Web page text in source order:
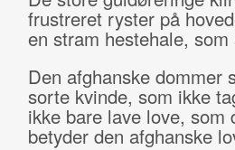
frustreret ryster på
en stram hestehale,
Den afghanske dommer
sorte kvinde, som ikke
ikke bare lave love, som
betyder den afghanske